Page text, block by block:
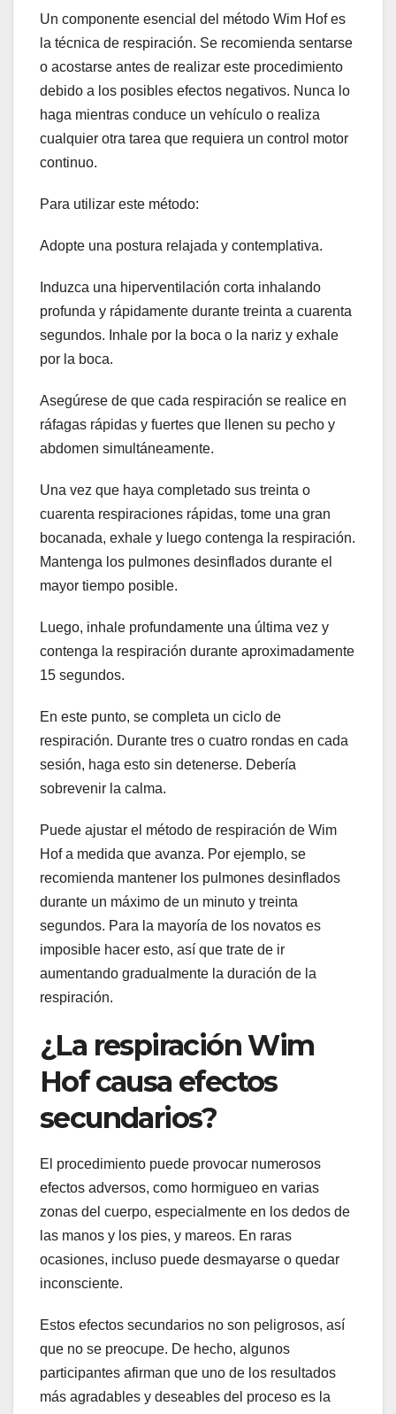
Un componente esencial del método Wim Hof ​​es
la técnica de respiración. Se recomienda sentarse
o acostarse antes de realizar este procedimiento
debido a los posibles efectos negativos. Nunca lo
haga mientras conduce un vehículo o realiza
cualquier otra tarea que requiera un control motor
continuo.
Para utilizar este método:
Adopte una postura relajada y contemplativa.
Induzca una hiperventilación corta inhalando
profunda y rápidamente durante treinta a cuarenta
segundos. Inhale por la boca o la nariz y exhale
por la boca.
Asegúrese de que cada respiración se realice en
ráfagas rápidas y fuertes que llenen su pecho y
abdomen simultáneamente.
Una vez que haya completado sus treinta o
cuarenta respiraciones rápidas, tome una gran
bocanada, exhale y luego contenga la respiración.
Mantenga los pulmones desinflados durante el
mayor tiempo posible.
Luego, inhale profundamente una última vez y
contenga la respiración durante aproximadamente
15 segundos.
En este punto, se completa un ciclo de
respiración. Durante tres o cuatro rondas en cada
sesión, haga esto sin detenerse. Debería
sobrevenir la calma.
Puede ajustar el método de respiración de Wim
Hof ​​a medida que avanza. Por ejemplo, se
recomienda mantener los pulmones desinflados
durante un máximo de un minuto y treinta
segundos. Para la mayoría de los novatos es
imposible hacer esto, así que trate de ir
aumentando gradualmente la duración de la
respiración.
¿La respiración Wim
Hof ​​causa efectos
secundarios?
El procedimiento puede provocar numerosos
efectos adversos, como hormigueo en varias
zonas del cuerpo, especialmente en los dedos de
las manos y los pies, y mareos. En raras
ocasiones, incluso puede desmayarse o quedar
inconsciente.
Estos efectos secundarios no son peligrosos, así
que no se preocupe. De hecho, algunos
participantes afirman que uno de los resultados
más agradables y deseables del proceso es la